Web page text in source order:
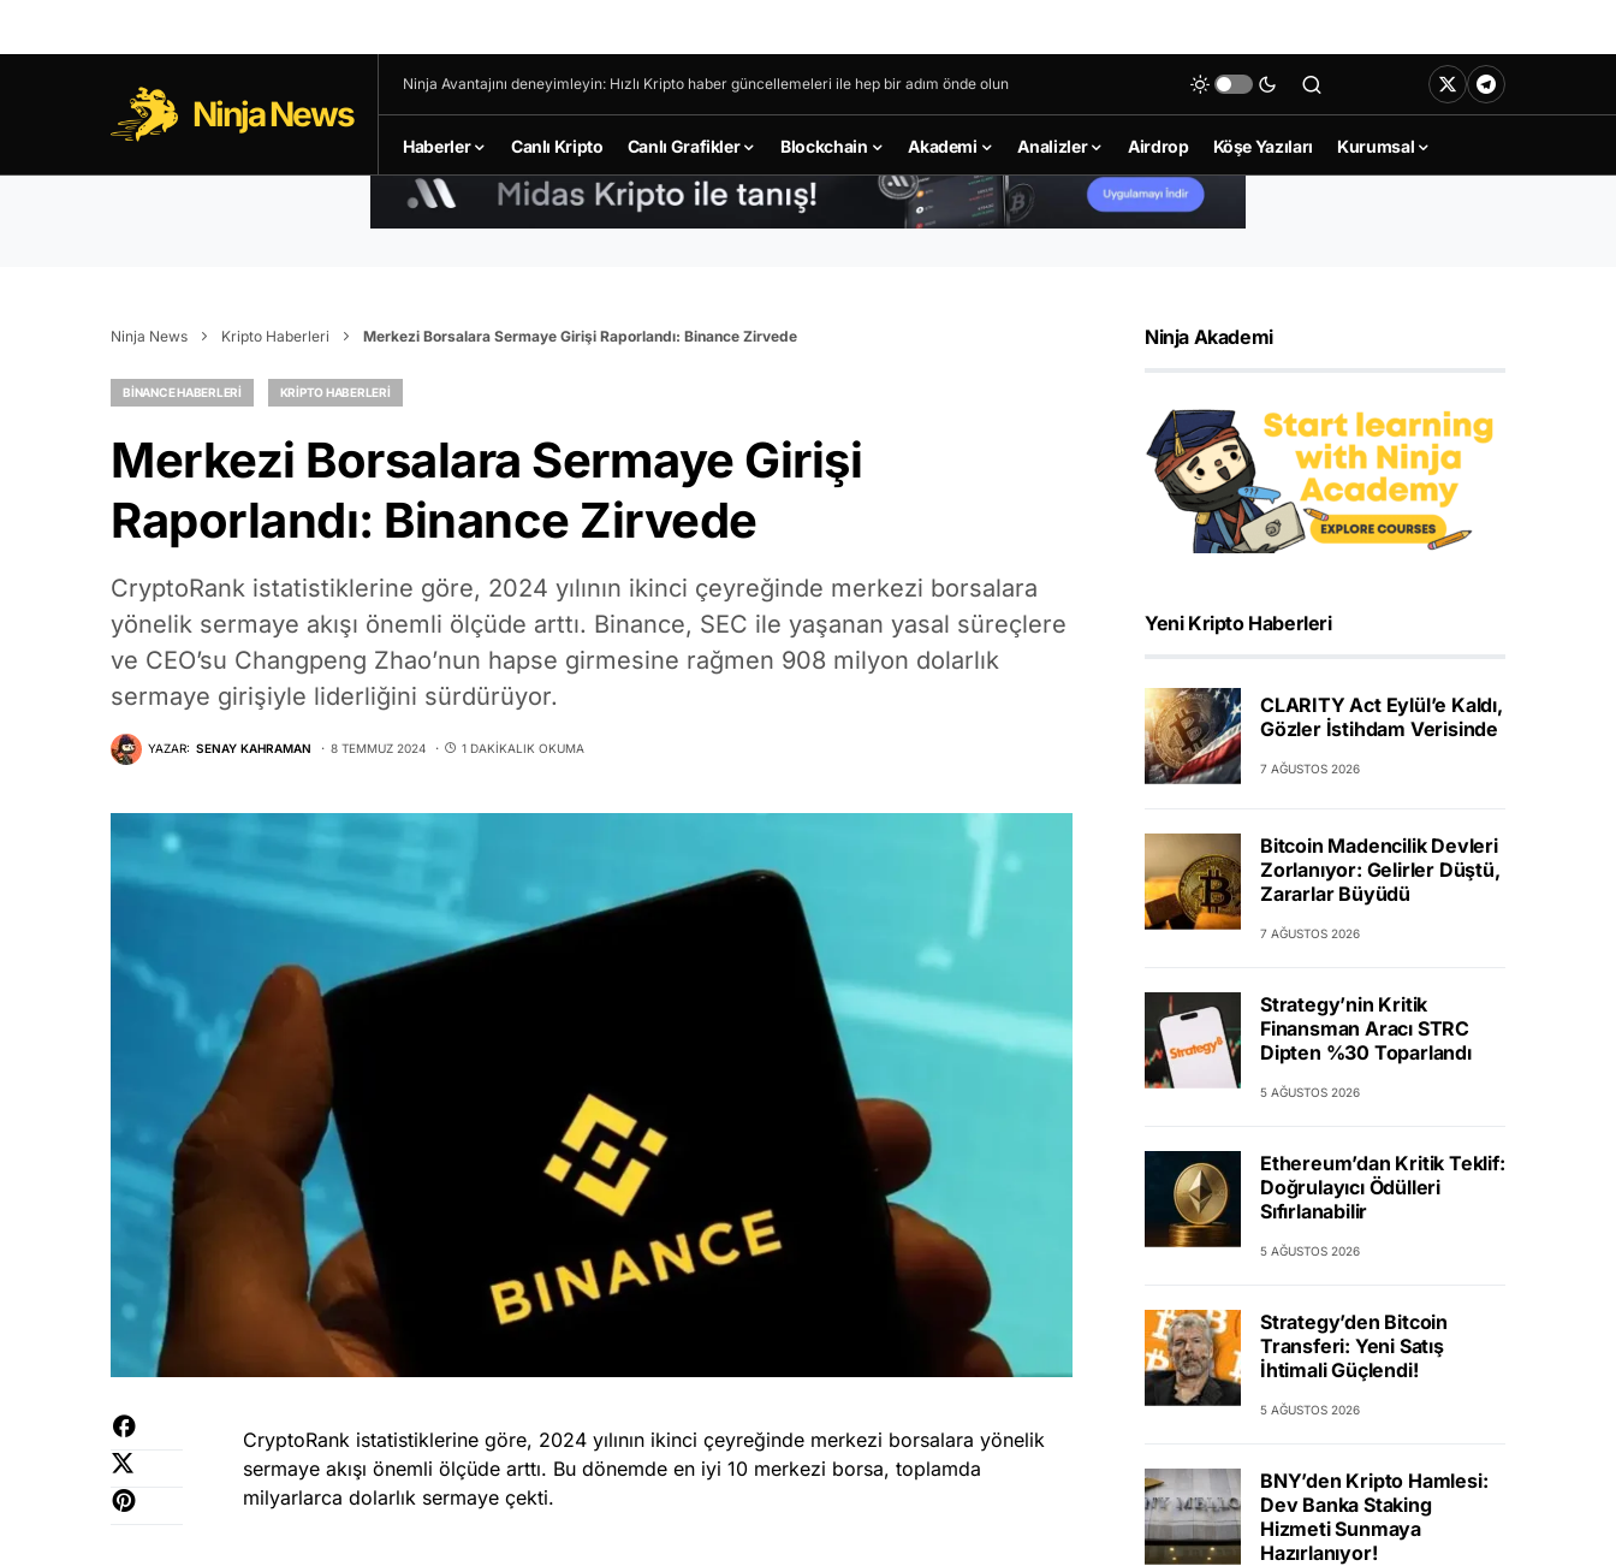
Ninja News
Ninja Avantajını deneyimleyin: Hızlı Kripto haber güncellemeleri ile hep bir adım önde olun
Haberler Canlı Kripto Canlı Grafikler Blockchain Akademi Analizler Airdrop Köşe Yazıları Kurumsal
Ninja News Kripto Haberleri Merkezi Borsalara Sermaye Girişi Raporlandı: Binance Zirvede
BINANCE HABERLERI KRIPTO HABERLERI
Merkezi Borsalara Sermaye Girişi
Raporlandı: Binance Zirvede
CryptoRank istatistiklerine göre, 2024 yılının ikinci çeyreğinde merkezi borsalara
yönelik sermaye akışı önemli ölçüde arttı. Binance, SEC ile yaşanan yasal süreçlere
ve CEO’su Changpeng Zhao’nun hapse girmesine rağmen 908 milyon dolarlık
sermaye girişiyle liderliğini sürdürüyor.
YAZAR: SENAY KAHRAMAN 8 TEMMUZ 2024 1 DAKIKALIK OKUMA
CryptoRank istatistiklerine göre, 2024 yılının ikinci çeyreğinde merkezi borsalara yönelik
sermaye akışı önemli ölçüde arttı. Bu dönemde en iyi 10 merkezi borsa, toplamda
milyarlarca dolarlık sermaye çekti.
Ninja Akademi
Yeni Kripto Haberleri
CLARITY Act Eylül’e Kaldı,
Gözler İstihdam Verisinde
7 AĞUSTOS 2026
Bitcoin Madencilik Devleri
Zorlanıyor: Gelirler Düştü,
Zararlar Büyüdü
7 AĞUSTOS 2026
Strategy’nin Kritik
Finansman Aracı STRC
Dipten %30 Toparlandı
5 AĞUSTOS 2026
Ethereum’dan Kritik Teklif:
Doğrulayıcı Ödülleri
Sıfırlanabilir
5 AĞUSTOS 2026
Strategy’den Bitcoin
Transferi: Yeni Satış
İhtimali Güçlendi!
5 AĞUSTOS 2026
BNY’den Kripto Hamlesi:
Dev Banka Staking
Hizmeti Sunmaya
Hazırlanıyor!